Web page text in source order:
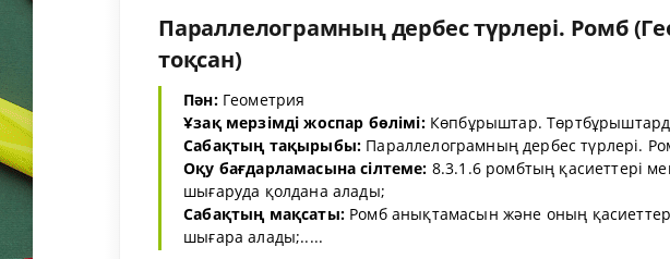
Параллелограмның дербес түрлері. Ромб
тоқсан)
Пән:Геометрия
Ұзақ мерзімді жоспар бөлімі:Көпбұрыштар.
Сабақтың тақырыбы: Параллелограмның дербес түрлері.
Оқу бағдарламасына сілтеме: 8.3.1.6 ромбтың қасиеттері
шығаруда қолдана алады;
Сабақтың мақсаты:Ромб анықтамасын және оның
шығара алады;.....